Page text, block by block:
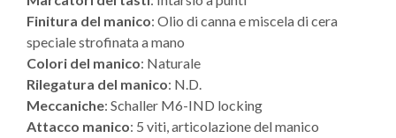
Finitura del manico: Olio di canna e miscela di cera
speciale strofinata a mano
Colori del manico: Naturale
Rilegatura del manico: N.D.
Meccaniche: Schaller M6-IND locking
Attacco manico: 5 viti, articolazione del manico